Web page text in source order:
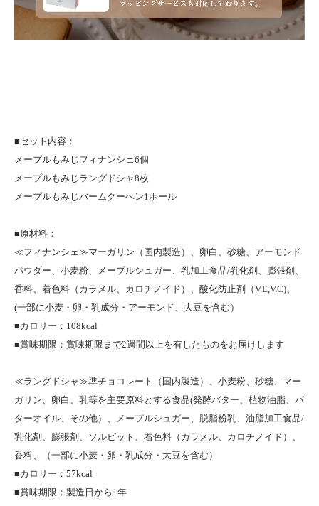
■セット内容：
メープルもみじフィナンシェ6個
メープルもみじラングドシャ8枚
メープルもみじバームクーヘン1ホール
■原材料：
≪フィナンシェ≫マーガリン（国内製造）、卵白、砂糖、アーモンド
パウダー、小麦粉、メープルシュガー、乳加工食品/乳化剤、膨張剤、
香料、着色料（カラメル、カロチノイド）、酸化防止剤（V.E,V.C)、
(一部に小麦・卵・乳成分・アーモンド、大豆を含む）
■カロリー：108kcal
■賞味期限：賞味期限まで2週間以上を有したものをお届けします
≪ラングドシャ≫準チョコレート（国内製造）、小麦粉、砂糖、マー
ガリン、卵白、乳等を主要原料とする食品(発酵バター、植物油脂、バ
ターオイル、その他）、メープルシュガー、脱脂粉乳、油脂加工食品/
乳化剤、膨張剤、ソルビット、着色料（カラメル、カロチノイド）、
香料、（一部に小麦・卵・乳成分・大豆を含む）
■カロリー：57kcal
■賞味期限：製造日から1年